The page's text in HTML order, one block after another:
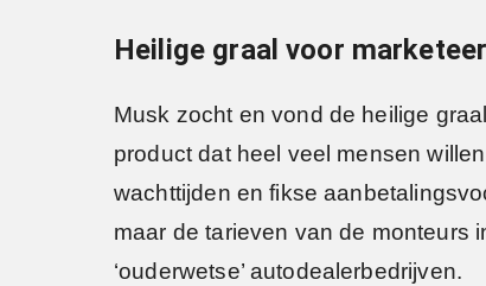
Heilige graal voor
Musk zocht en vond de heilige
product dat heel veel mensen
wachttijden en fikse
maar de tarieven van de monteurs
‘ouderwetse’ autodealerbedrijven.